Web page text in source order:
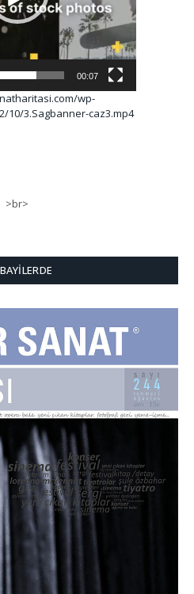
00:07
wp-
10/3.Sagbanner-caz3.mp4
>br>